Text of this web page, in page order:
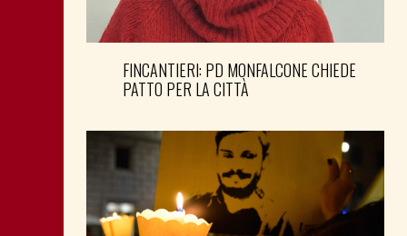
FINCANTIERI: PD MONFALCONE CHIEDE
PATTO PER LA CITTÀ